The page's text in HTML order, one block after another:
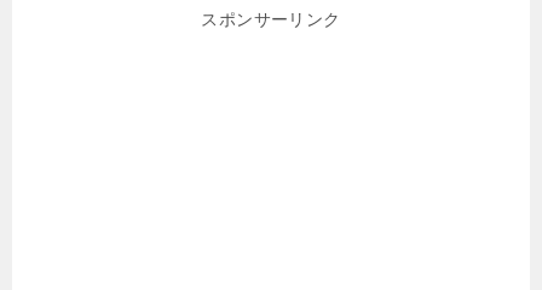
スポンサーリンク